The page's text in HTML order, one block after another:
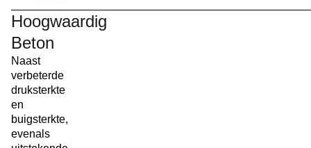
Hoogwaardig
Beton
Naast
verbeterde
druksterkte
en
buigsterkte,
evenals